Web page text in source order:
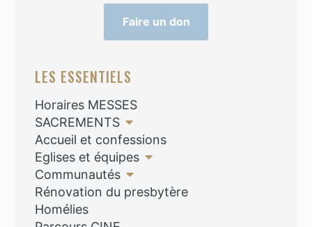
Faire un don
LES ESSENTIELS
Horaires MESSES
SACREMENTS
Accueil et confessions
Eglises et équipes
Communautés
Rénovation du presbytère
Homélies